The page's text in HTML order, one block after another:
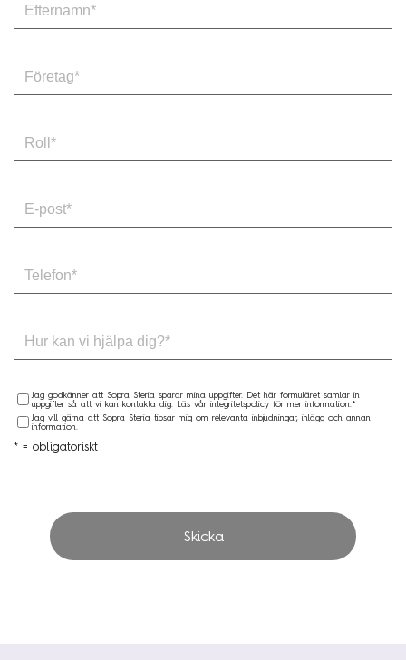
Jag godkänner att Sopra Steria sparar mina uppgifter. Det här formuläret samlar in
uppgifter så att vi kan kontakta dig. Läs vår integritetspolicy för mer information.*
Jag vill gärna att Sopra Steria tipsar mig om relevanta inbjudningar, inlägg och annan
information.
* = obligatoriskt
Skicka